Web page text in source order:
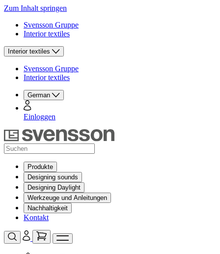
Zum Inhalt springen
Svensson Gruppe
Interior textiles
Interior textiles
Svensson Gruppe
Interior textiles
German
Einloggen
Produkte
Designing sounds
Designing Daylight
Werkzeuge und Anleitungen
Nachhaltigkeit
Kontakt